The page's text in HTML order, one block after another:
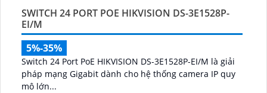
SWITCH 24 PORT POE HIKVISION DS-3E1528P-
EI/M
5%-35%
Switch 24 Port PoE HIKVISION DS-3E1528P-EI/M là giải
pháp mạng Gigabit dành cho hệ thống camera IP quy
mô lớn...